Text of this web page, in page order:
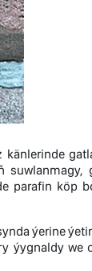
parafin köp
ýerine
ýygnaldy we